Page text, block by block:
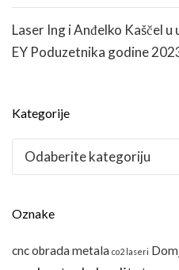
Laser Ing i Anđelko Kaščel
EY Poduzetnika godine
Kategorije
Kategorije
Oznake
cnc obrada metala co2 laseri